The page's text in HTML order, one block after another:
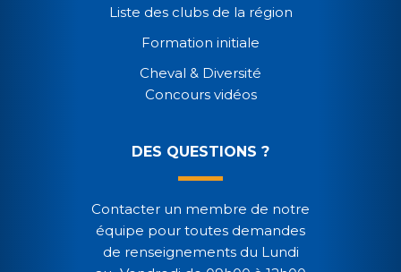
Liste des clubs de la région
Formation initiale
Cheval & Diversité
Concours vidéos
DES QUESTIONS ?
Contacter un membre de notre
équipe pour toutes demandes
de renseignements du Lundi